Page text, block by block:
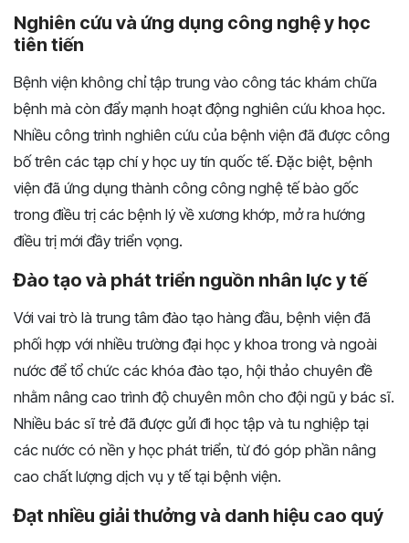
Nghiên cứu và ứng dụng công nghệ y học
tiên tiến
Bệnh viện không chỉ tập trung vào công tác khám chữa
bệnh mà còn đẩy mạnh hoạt động nghiên cứu khoa học.
Nhiều công trình nghiên cứu của bệnh viện đã được công
bố trên các tạp chí y học uy tín quốc tế. Đặc biệt, bệnh
viện đã ứng dụng thành công công nghệ tế bào gốc
trong điều trị các bệnh lý về xương khớp, mở ra hướng
điều trị mới đầy triển vọng.
Đào tạo và phát triển nguồn nhân lực y tế
Với vai trò là trung tâm đào tạo hàng đầu, bệnh viện đã
phối hợp với nhiều trường đại học y khoa trong và ngoài
nước để tổ chức các khóa đào tạo, hội thảo chuyên đề
nhằm nâng cao trình độ chuyên môn cho đội ngũ y bác sĩ.
Nhiều bác sĩ trẻ đã được gửi đi học tập và tu nghiệp tại
các nước có nền y học phát triển, từ đó góp phần nâng
cao chất lượng dịch vụ y tế tại bệnh viện.
Đạt nhiều giải thưởng và danh hiệu cao quý